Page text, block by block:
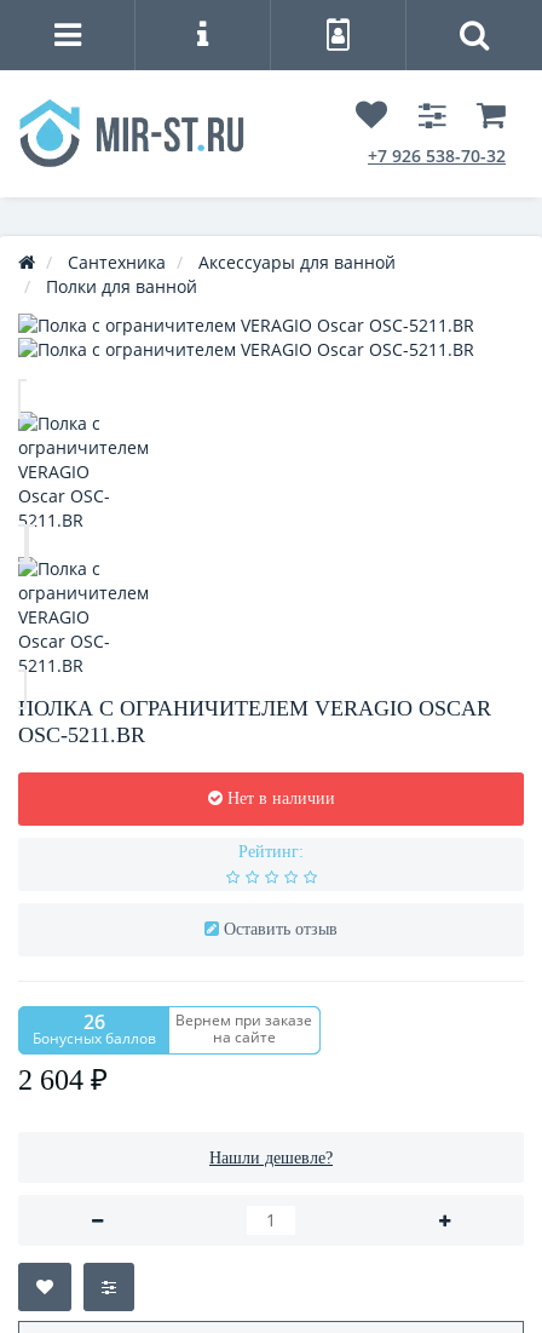
+7 926 538-70-32
Сантехника
Аксессуары для ванной
Полки для ванной
ПОЛКА С ОГРАНИЧИТЕЛЕМ VERAGIO OSCAR
OSC-5211.BR
Нет в наличии
Рейтинг:
Оставить отзыв
26
Бонусных баллов
Вернем при заказе
на сайте
2 604 ₽
Нашли дешевле?